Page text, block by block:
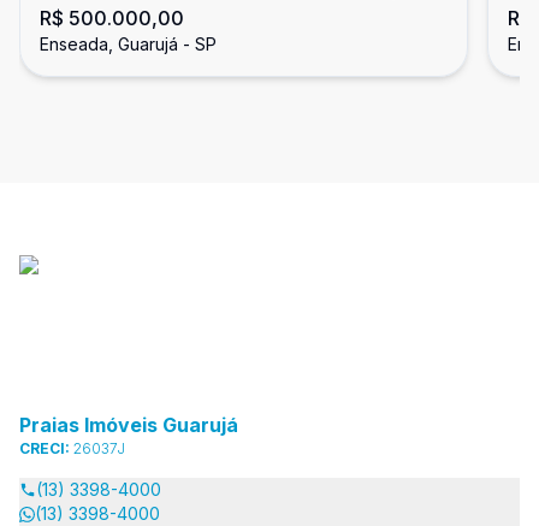
Guarujá
R$ 500.000,00
Enseada, Guarujá - SP
Praias Imóveis Guarujá
CRECI: 26037J
(13) 3398-4000
(13) 3398-4000